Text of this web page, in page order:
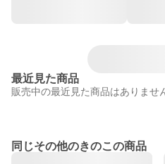
最近見た商品
販売中の最近見た商品はありませ
同じその他のきのこの商品